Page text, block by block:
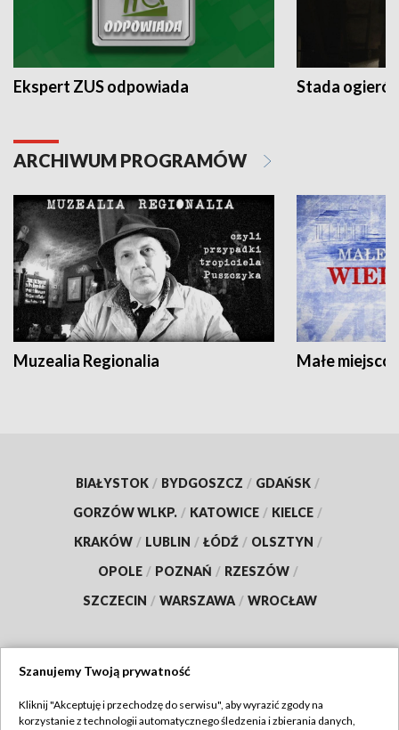
Ekspert ZUS odpowiada Stada
ARCHIWUM PROGRAMÓW
Muzealia Regionalia Małe
BIAŁYSTOK / BYDGOSZCZ / GDAŃSK /
GORZÓW WLKP. / KATOWICE / KIELCE /
KRAKÓW / LUBLIN / ŁÓDŹ / OLSZTYN /
OPOLE / POZNAŃ / RZESZÓW /
SZCZECIN / WARSZAWA / WROCŁAW
TVP
Szanujemy Twoją prywatność
Kliknij "Akceptuję i przechodzę do serwisu", aby wyrazić zgody na
korzystanie z technologii automatycznego śledzenia i zbierania danych,